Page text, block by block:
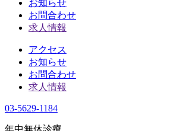
お知らせ
お問合わせ
求人情報
アクセス
お知らせ
お問合わせ
求人情報
03-5629-1184
年中無休診療